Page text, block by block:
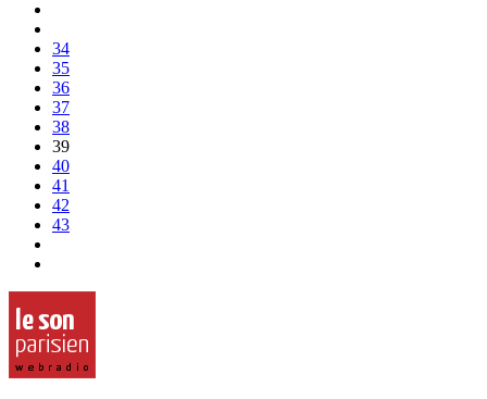
34
35
36
37
38
39
40
41
42
43